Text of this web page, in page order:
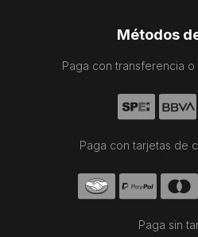
Métodos
Paga con transferencia
Paga con tarjetas de
Paga sin